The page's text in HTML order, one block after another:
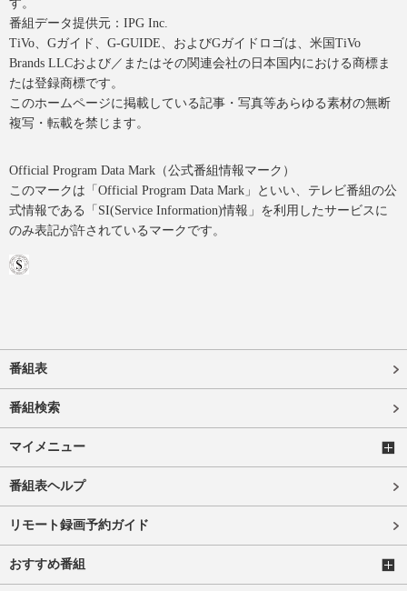
す。
番組データ提供元：IPG Inc.
TiVo、Gガイド、G-GUIDE、およびGガイドロゴは、米国TiVo
Brands LLCおよび／またはその関連会社の日本国内における商標ま
たは登録商標です。
このホームページに掲載している記事・写真等あらゆる素材の無断
複写・転載を禁じます。
Official Program Data Mark（公式番組情報マーク）
このマークは「Official Program Data Mark」といい、テレビ番組の公
式情報である「SI(Service Information)情報」を利用したサービスに
のみ表記が許されているマークです。
番組表
番組検索
マイメニュー
番組表ヘルプ
リモート録画予約ガイド
おすすめ番組